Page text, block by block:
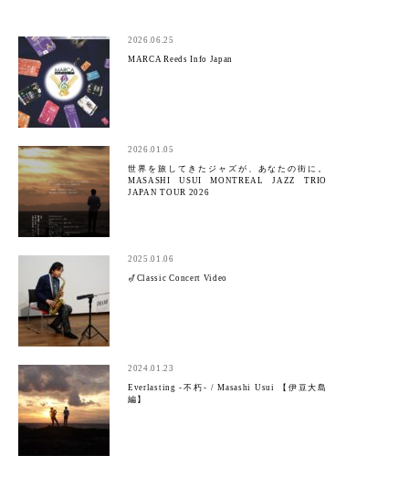
2026.06.25
MARCA Reeds Info Japan
2026.01.05
世界を旅してきたジャズが、あなたの街に。
MASASHI USUI MONTREAL JAZZ TRIO
JAPAN TOUR 2026
2025.01.06
🎷Classic Concert Video
2024.01.23
Everlasting -不朽- / Masashi Usui 【伊豆大島
編】